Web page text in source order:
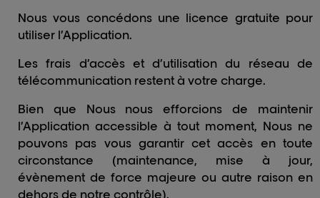
Nous vous concédons une licence gratuite pour
utiliser l’Application.
Les frais d’accès et d’utilisation du réseau de
télécommunication restent à votre charge.
Bien que Nous nous efforcions de maintenir
l’Application accessible à tout moment, Nous ne
pouvons pas vous garantir cet accès en toute
circonstance (maintenance, mise à jour,
évènement de force majeure ou autre raison en
dehors de notre contrôle).